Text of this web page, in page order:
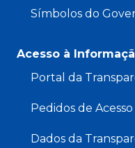
Símbolos do
Acesso à
Portal da
Pedidos de
Dados da